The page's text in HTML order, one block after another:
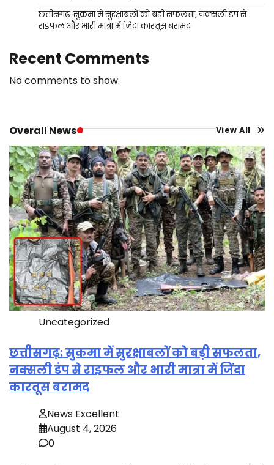
छत्तीसगढ़: सुकमा में सुरक्षाबलों को बड़ी सफलता, नक्सली डंप से
राइफल और भारी मात्रा में जिंदा कारतूस बरामद
Recent Comments
No comments to show.
Overall News View All
Uncategorized
छत्तीसगढ़: सुकमा में सुरक्षाबलों को बड़ी सफलता,
नक्सली डंप से राइफल और भारी मात्रा में जिंदा
कारतूस बरामद
News Excellent
August 4, 2026
0